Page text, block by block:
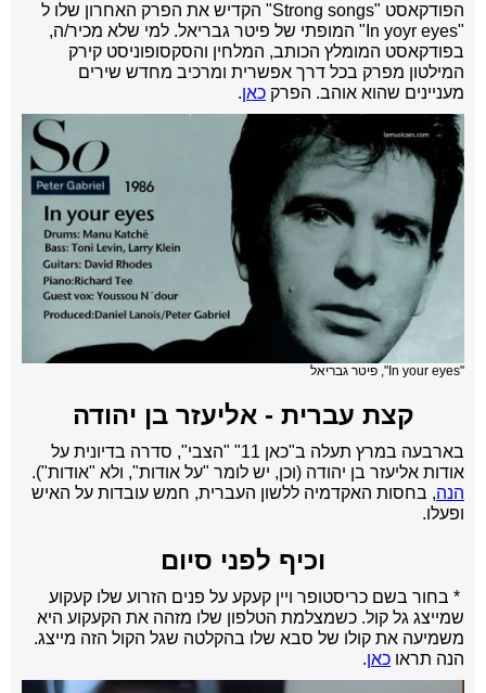
הפודקאסט "Strong songs" הקדיש את הפרק האחרון שלו ל
"In yoyr eyes" המופתי של פיטר גבריאל. למי שלא מכיר/ה,
בפודקאסט המומלץ הכותב, המלחין והסקסופוניסט קירק
המילטון מפרק בכל דרך אפשרית ומרכיב מחדש שירים
מעניינים שהוא אוהב. הפרק כאן.
"In your eyes", פיטר גבריאל
קצת עברית - אליעזר בן יהודה
בארבעה במרץ תעלה ב"כאן 11" "הצבי", סדרה בדיונית על
אודות אליעזר בן יהודה (וכן, יש לומר "על אודות", ולא "אודות").
הנה, בחסות האקדמיה ללשון העברית, חמש עובדות על האיש
ופעלו.
וכיף לפני סיום
* בחור בשם כריסטופר ויין קעקע על פנים הזרוע שלו קעקוע
שמייצג גל קול. כשמצלמת הטלפון שלו מזהה את הקעקוע היא
משמיעה את קולו של סבא שלו בהקלטה שגל הקול הזה מייצג.
הנה תראו כאן.